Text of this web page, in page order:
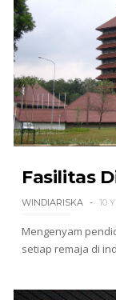
Fasilitas
WINDIARISKA 10
Mengenyam
setiap remaja di